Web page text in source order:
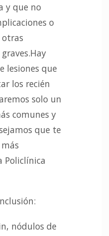
y que no
o
lesiones que
los recién
solo un
comunes y
que te
Policlínica
nódulos de